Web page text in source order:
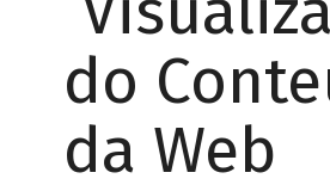
do
da Web